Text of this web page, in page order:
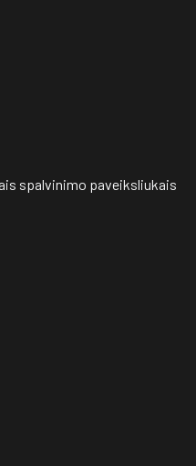
spalvinimo paveiksliukais